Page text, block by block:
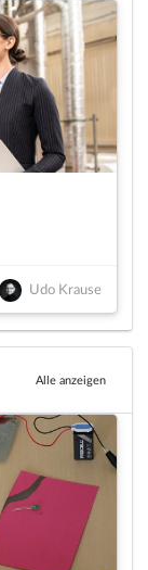
Udo Krause
Alle anzeigen